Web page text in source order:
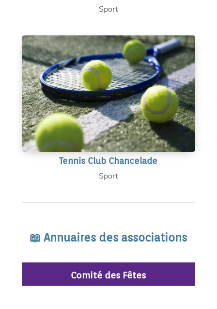
Sport
Tennis Club Chancelade
Sport
📖 Annuaires des associations
Comité des Fêtes